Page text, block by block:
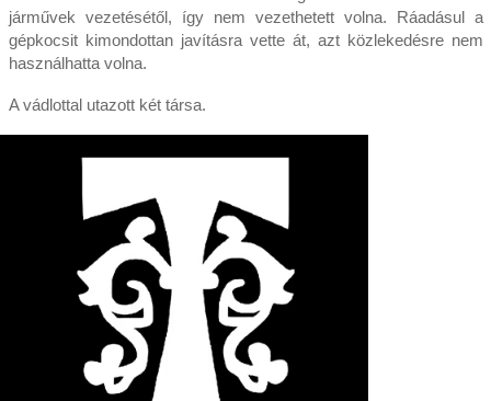
járművek vezetésétől, így nem vezethetett volna. Ráadásul a
gépkocsit kimondottan javításra vette át, azt közlekedésre nem
használhatta volna.
A vádlottal utazott két társa.